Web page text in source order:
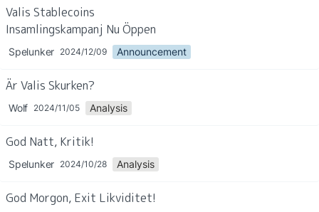
Valis Stablecoins
Insamlingskampanj Nu Öppen
Spelunker 2024/12/09 Announcement
Är Valis Skurken?
Wolf 2024/11/05 Analysis
God Natt, Kritik!
Spelunker 2024/10/28 Analysis
God Morgon, Exit Likviditet!